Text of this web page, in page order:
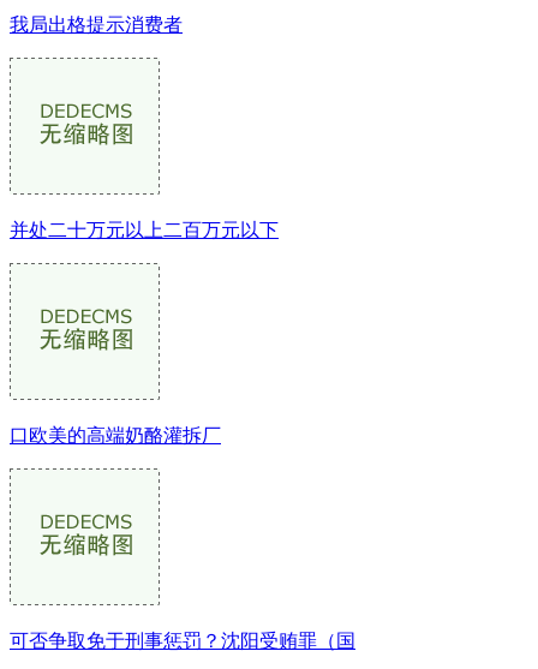
我局出格提示消费者
并处二十万元以上二百万元以下
口欧美的高端奶酪灌拆厂
可否争取免于刑事惩罚？沈阳受贿罪（国